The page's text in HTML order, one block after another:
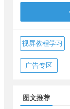
视屏教程学习
广告专区
图文推荐